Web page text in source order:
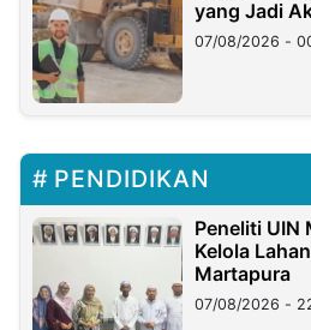
yang Jadi
07/08/2026 -
PENDIDIKAN
Peneliti UIN
Kelola
Martapura
07/08/2026 -